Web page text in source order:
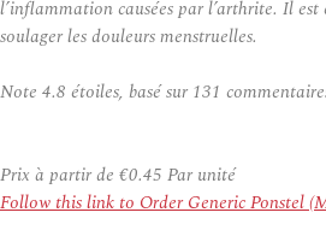
l’inflammation causées par l’arthrite. Il
soulager les douleurs menstruelles.
Note 4.8 étoiles, basé sur 131
Prix à partir de €0.45 Par unité
Follow this link to Order Generic Ponstel